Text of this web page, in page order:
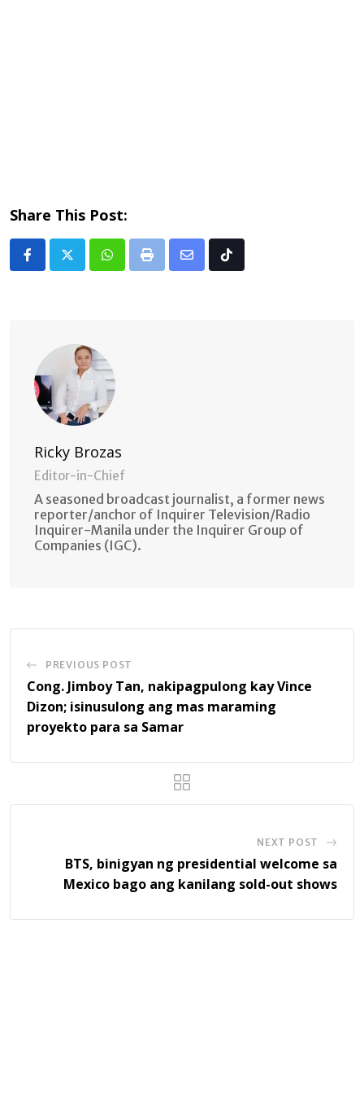
Share This Post:
Whatsapp
Print
Share Tiktok
Ricky Brozas
Editor-in-Chief
A seasoned broadcast journalist, a former news
reporter/anchor of Inquirer Television/Radio
Inquirer-Manila under the Inquirer Group of
Companies (IGC).
PREVIOUS POST
Cong. Jimboy Tan, nakipagpulong kay Vince
Dizon; isinusulong ang mas maraming
proyekto para sa Samar
NEXT POST
BTS, binigyan ng presidential welcome sa
Mexico bago ang kanilang sold-out shows